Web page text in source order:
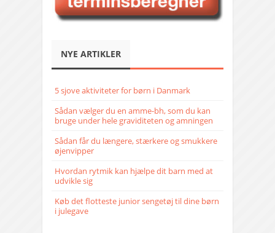
NYE ARTIKLER
5 sjove aktiviteter for børn i Danmark
Sådan vælger du en amme-bh, som du kan
bruge under hele graviditeten og amningen
Sådan får du længere, stærkere og smukkere
øjenvipper
Hvordan rytmik kan hjælpe dit barn med at
udvikle sig
Køb det flotteste junior sengetøj til dine børn
i julegave